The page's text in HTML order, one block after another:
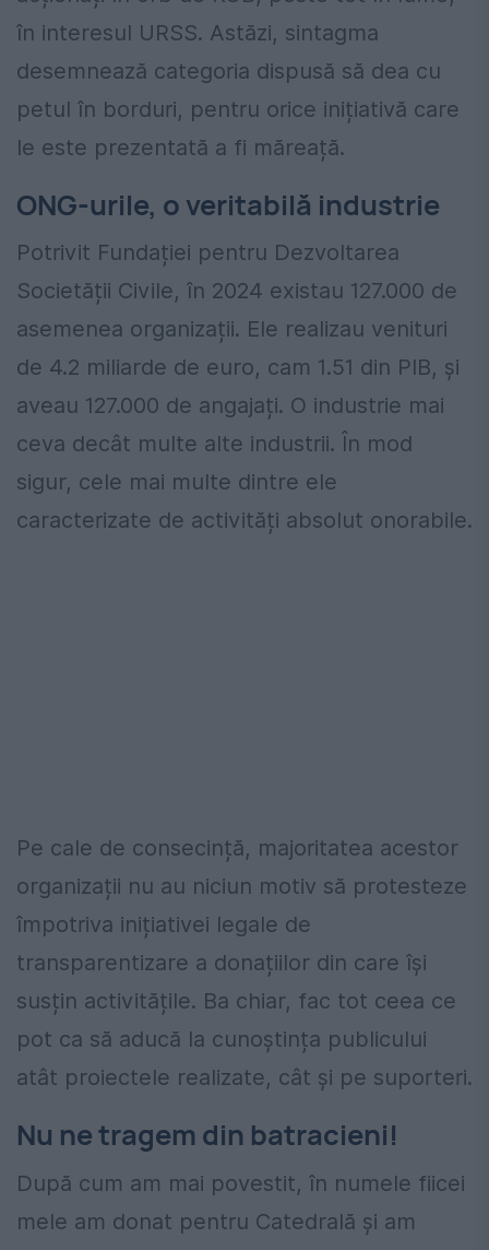
în interesul URSS. Astăzi, sintagma
desemnează categoria dispusă să dea cu
petul în borduri, pentru orice inițiativă care
le este prezentată a fi măreață.
ONG-urile, o veritabilă industrie
Potrivit Fundației pentru Dezvoltarea
Societății Civile, în 2024 existau 127.000 de
asemenea organizații. Ele realizau venituri
de 4.2 miliarde de euro, cam 1.51 din PIB, și
aveau 127.000 de angajați. O industrie mai
ceva decât multe alte industrii. În mod
sigur, cele mai multe dintre ele
caracterizate de activități absolut onorabile.
Pe cale de consecință, majoritatea acestor
organizații nu au niciun motiv să protesteze
împotriva inițiativei legale de
transparentizare a donațiilor din care își
susțin activitățile. Ba chiar, fac tot ceea ce
pot ca să aducă la cunoștința publicului
atât proiectele realizate, cât și pe suporteri.
Nu ne tragem din batracieni!
După cum am mai povestit, în numele fiicei
mele am donat pentru Catedrală și am